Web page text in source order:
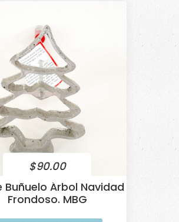
$90.00
Buñuelo Árbol Navidad
Frondoso. MBG